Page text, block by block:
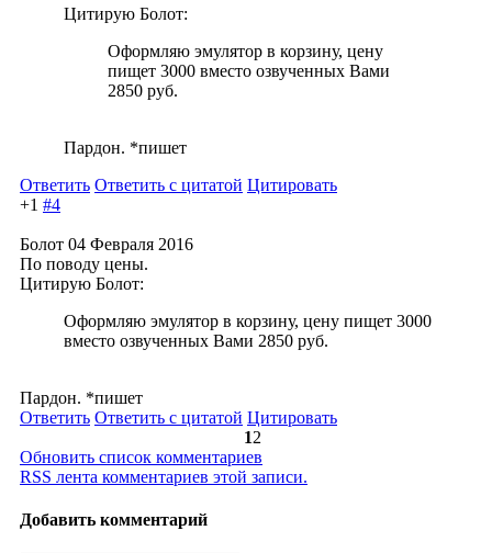
Цитирую Болот:
Оформляю эмулятор в корзину, цену
пищет 3000 вместо озвученных Вами
2850 руб.
Пардон. *пишет
Ответить Ответить с цитатой Цитировать
+1 #4
Болот 04 Февраля 2016
По поводу цены.
Цитирую Болот:
Оформляю эмулятор в корзину, цену пищет 3000
вместо озвученных Вами 2850 руб.
Пардон. *пишет
Ответить Ответить с цитатой Цитировать
12
Обновить список комментариев
RSS лента комментариев этой записи.
Добавить комментарий